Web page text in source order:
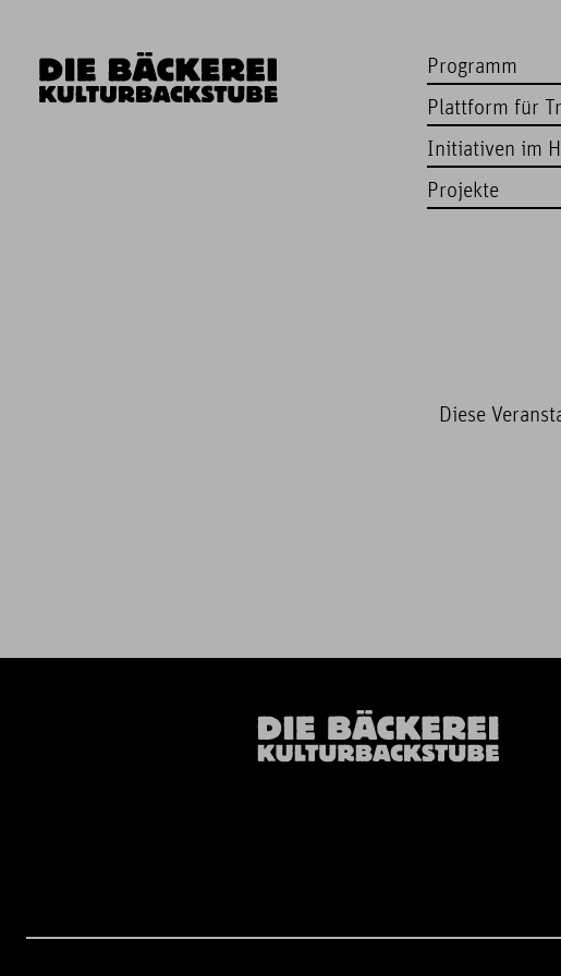
Programm
Plattform für
Initiativen im
Projekte
Diese